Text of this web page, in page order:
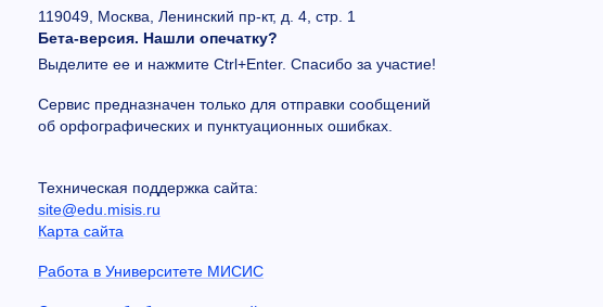
119049, Москва, Ленинский пр-кт, д. 4, стр. 1
Бета-версия. Нашли опечатку?
Выделите ее и нажмите Ctrl+Enter. Спасибо за участие!
Сервис предназначен только для отправки сообщений
об орфографических и пунктуационных ошибках.
Техническая поддержка сайта:
site@edu.misis.ru
Карта сайта
Работа в Университете МИСИС